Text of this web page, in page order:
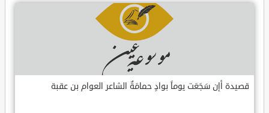
قصيدة أإن سَجَعَت يوماً بوادٍ حمامَةٌ الشاعر العوام بن عقبة